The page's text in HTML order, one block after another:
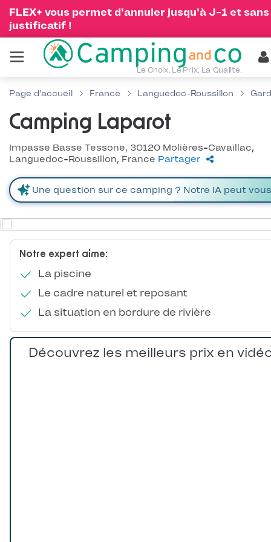
FLEX+ vous permet d'annuler jusqu'à J-1 et sans
justificatif !
Le Choix. Le Prix. La Qualité.
Page d'accueil France Languedoc-Roussillon Gard
Camping Laparot
Impasse Basse Tessone, 30120 Molières-Cavaillac,
Languedoc-Roussillon, France Partager
Notre expert aime:
La piscine
Le cadre naturel et reposant
La situation en bordure de rivière
Découvrez les meilleurs prix en